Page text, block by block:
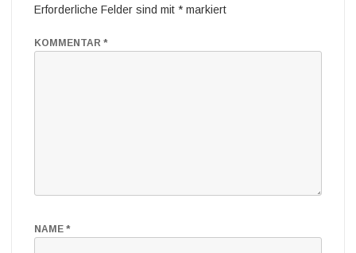
Erforderliche Felder sind mit * markiert
KOMMENTAR *
NAME *